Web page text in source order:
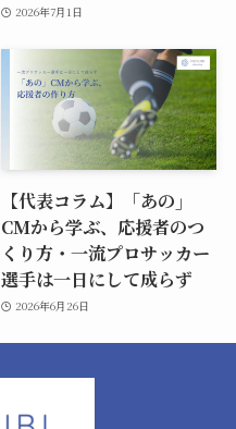
2026年7月1日
【代表コラム】「あの」
CMから学ぶ、応援者のつ
くり方・一流プロサッカー
選手は一日にして成らず
2026年6月26日